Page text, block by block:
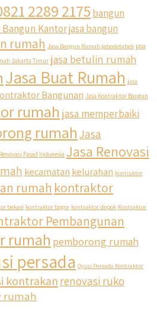
2289 2175 bangun
Bangun Kantorjasa bangun
rumah Jasa Bangun Rumah jabodetabek jasa
Jakarta Timur jasa betulin rumah
Jasa Buat Rumah jasa
Bangunan Jasa Kontraktor Bangun
rumah jasa memperbaiki
rumahJasa
Fasad Indonesia Jasa Renovasi
kecamatan kelurahan kontraktor
rumah kontraktor
bekasi kontraktor bogor kontraktor depok Kontraktor
Pembangunan
rumah pemborong rumah
persada Qyusi Persada Kontraktor
kontrakanrenovasi ruko
rumah